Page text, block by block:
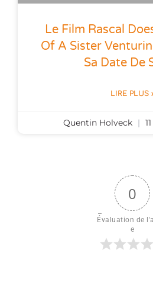
Le Film Rascal
Of A Sister
Sa Date De
LIRE PLUS
Quentin Holveck
0
Évaluation de
e